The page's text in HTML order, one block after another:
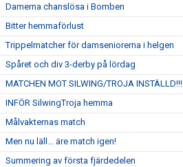
Damerna chanslösa i Bomben
Bitter hemmaförlust
Trippelmatcher för damseniorerna i helgen
Spåret och div 3-derby på lördag
MATCHEN MOT SILWING/TROJA INSTÄLLD!!!
INFÖR SilwingTroja hemma
Målvakternas match
Men nu läll... äre match igen!
Summering av första fjärdedelen